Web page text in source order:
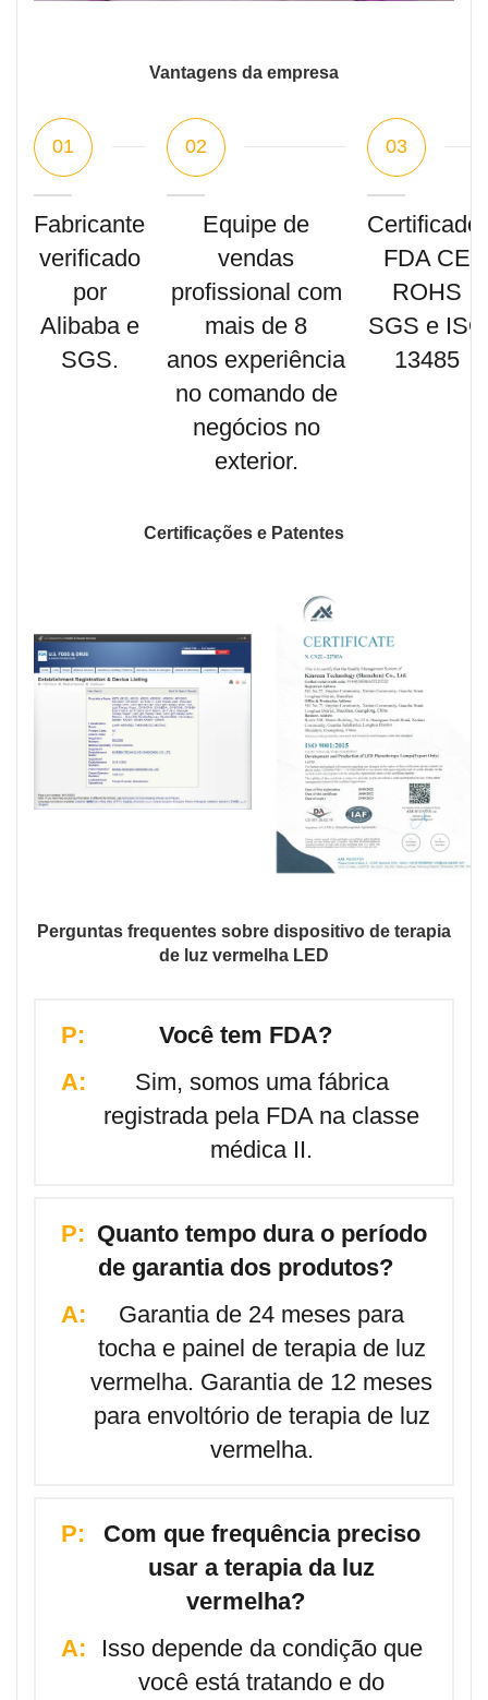
Vantagens da empresa
01
Fabricante
verificado
por
Alibaba e
SGS.
02
Equipe de
vendas
profissional com
mais de 8
anos experiência
no comando de
negócios no
exterior.
03
Certificado:
FDA CE
ROHS
SGS e ISO
13485
Certificações e Patentes
Perguntas frequentes sobre dispositivo de terapia
de luz vermelha LED
P:
Você tem FDA?
A:
Sim, somos uma fábrica
registrada pela FDA na classe
médica II.
P: Quanto tempo dura o período
de garantia dos produtos?
A:
Garantia de 24 meses para
tocha e painel de terapia de luz
vermelha. Garantia de 12 meses
para envoltório de terapia de luz
vermelha.
P:
Com que frequência preciso
usar a terapia da luz
vermelha?
A:
Isso depende da condição que
você está tratando e do